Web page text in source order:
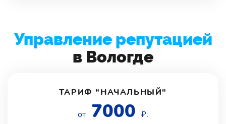
Управление репутацией
в Вологде
ТАРИФ "НАЧАЛЬНЫЙ"
от 7000 ₽.